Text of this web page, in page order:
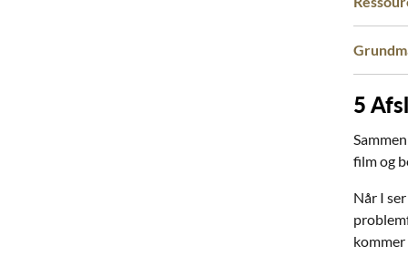
5
film og
Når I
kommer